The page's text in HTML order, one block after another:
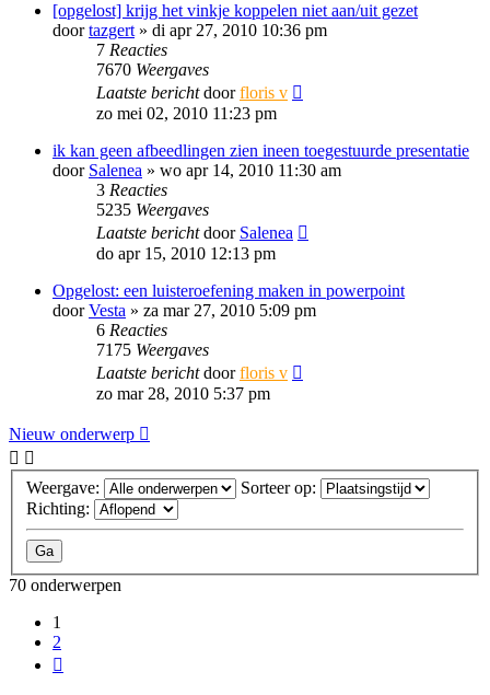
[opgelost] krijg het vinkje koppelen niet aan/uit gezet
doortazgert » di apr 27, 2010 10:36 pm
7 Reacties
7670 Weergaves
Laatste berichtdoorfloris v
zo mei 02, 2010 11:23 pm
ik kan geen afbeedlingen zien ineen toegestuurde presentatie
door Salenea » wo apr 14, 2010 11:30 am
3 Reacties
5235 Weergaves
Laatste berichtdoor Salenea
do apr 15, 2010 12:13 pm
Opgelost: een luisteroefening maken in powerpoint
doorVesta » za mar 27, 2010 5:09 pm
6 Reacties
7175 Weergaves
Laatste berichtdoorfloris v
zo mar 28, 2010 5:37 pm
Nieuw onderwerp
Weergave:
Sorteer op:
Richting:
70 onderwerpen
1
2